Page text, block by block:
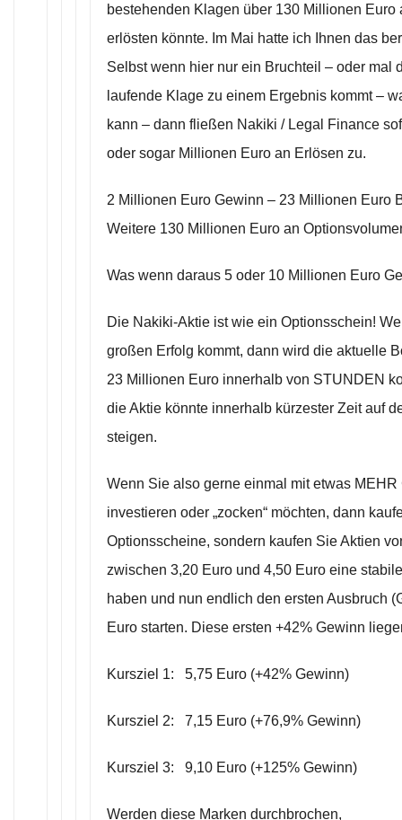
bestehenden Klagen über 130 Millionen Euro
erlösten könnte. Im Mai hatte ich Ihnen das
Selbst wenn hier nur ein Bruchteil – oder mal
laufende Klage zu einem Ergebnis kommt –
kann – dann fließen Nakiki / Legal Finance
oder sogar Millionen Euro an Erlösen zu.
2 Millionen Euro Gewinn – 23 Millionen Euro
Weitere 130 Millionen Euro an
Was wenn daraus 5 oder 10 Millionen Euro
Die Nakiki-Aktie ist wie ein Optionsschein!
großen Erfolg kommt, dann wird die aktuelle
23 Millionen Euro innerhalb von STUNDEN
die Aktie könnte innerhalb kürzester Zeit auf
steigen.
Wenn Sie also gerne einmal mit etwas
investieren oder „zocken“ möchten, dann
Optionsscheine, sondern kaufen Sie Aktien
zwischen 3,20 Euro und 4,50 Euro eine
haben und nun endlich den ersten Ausbruch
Euro starten. Diese ersten +42% Gewinn
Kursziel 1: 5,75 Euro (+42% Gewinn)
Kursziel 2: 7,15 Euro (+76,9% Gewinn)
Kursziel 3: 9,10 Euro (+125% Gewinn)
Werden diese Marken durchbrochen,